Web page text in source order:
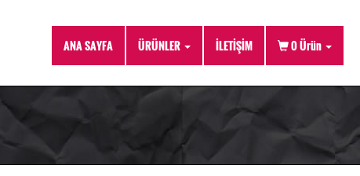
ANA SAYFA ÜRÜNLER İLETİŞİM 0Ürün